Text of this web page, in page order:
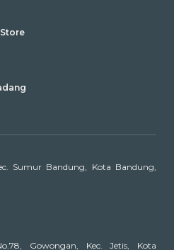
Sumur Bandung, Kota Bandung,
Gowongan, Kec. Jetis, Kota